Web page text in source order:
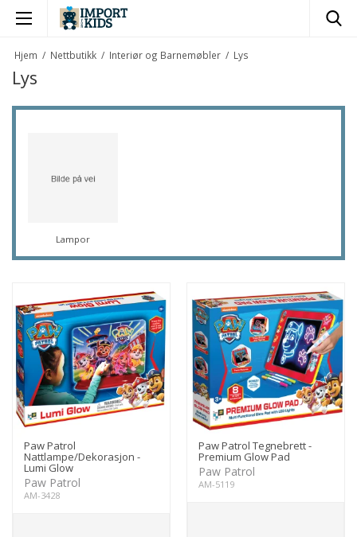
Hjem / Nettbutikk / Interiør og Barnemøbler / Lys
Lys
Lampor
Paw Patrol
Nattlampe/Dekorasjon -
Lumi Glow
Paw Patrol
AM-3428
Paw Patrol Tegnebrett -
Premium Glow Pad
Paw Patrol
AM-5119